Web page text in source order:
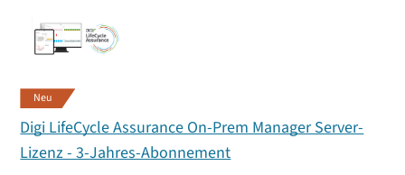
Neu
Digi LifeCycle Assurance On-Prem Manager Server-
Lizenz - 3-Jahres-Abonnement